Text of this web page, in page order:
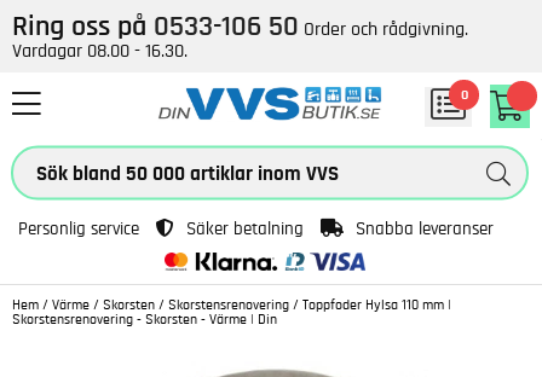
Ring oss på 0533-106 50 Order och rådgivning.
Vardagar 08.00 - 16.30.
0
Personlig service Säker betalning Snabba leveranser
Hem / Värme / Skorsten / Skorstensrenovering / Toppfoder Hylsa 110 mm |
Skorstensrenovering - Skorsten - Värme | Din